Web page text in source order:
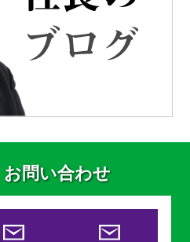
お問い合わせ